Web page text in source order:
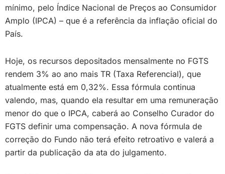
mínimo, pelo Índice Nacional de Preços ao Consumidor
Amplo (IPCA) – que é a referência da inflação oficial do
País.
Hoje, os recursos depositados mensalmente no FGTS
rendem 3% ao ano mais TR (Taxa Referencial), que
atualmente está em 0,32%. Essa fórmula continua
valendo, mas, quando ela resultar em uma remuneração
menor do que o IPCA, caberá ao Conselho Curador do
FGTS definir uma compensação. A nova fórmula de
correção do Fundo não terá efeito retroativo e valerá a
partir da publicação da ata do julgamento.